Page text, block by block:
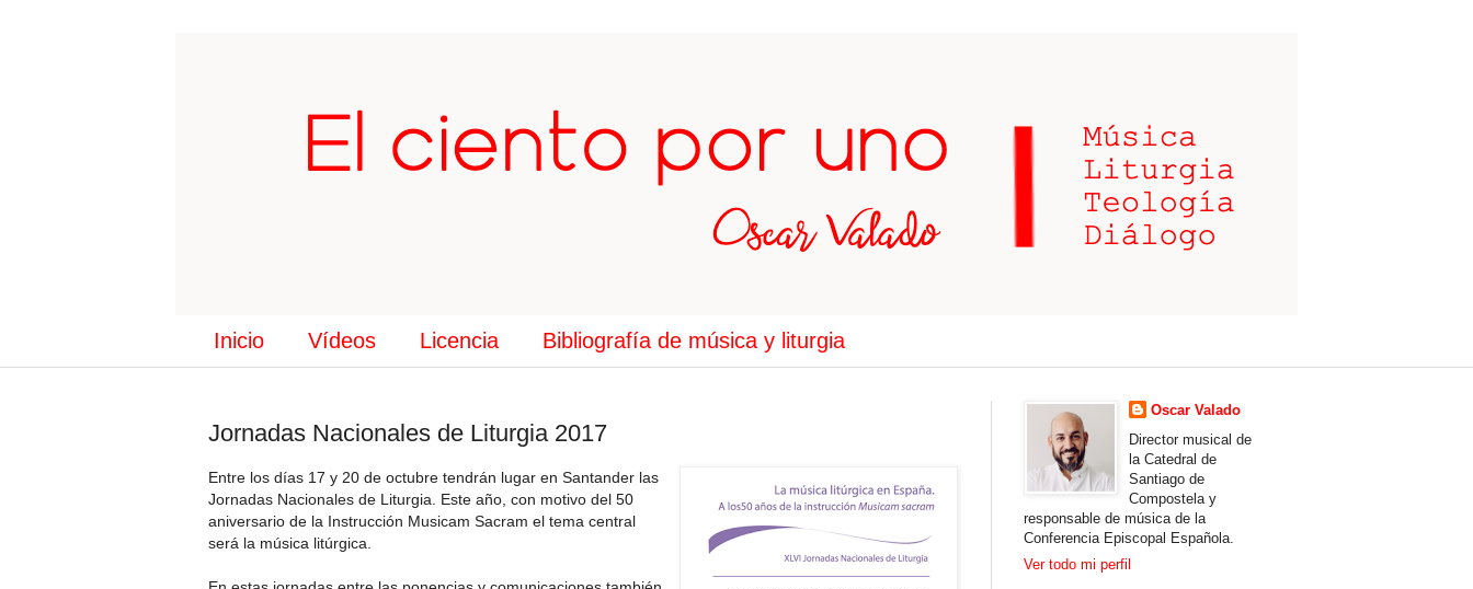
Inicio Vídeos Licencia Bibliografía de música y liturgia
Jornadas Nacionales de Liturgia 2017
Entre los días 17 y 20 de octubre tendrán lugar en Santander las
Jornadas Nacionales de Liturgia. Este año, con motivo del 50
aniversario de la Instrucción Musicam Sacram el tema central
será la música litúrgica.
Oscar Valado
Director musical de
la Catedral de
Santiago de
Compostela y
responsable de música de la
Conferencia Episcopal Española.
Ver todo mi perfil